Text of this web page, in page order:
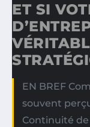
ET SI
EN BREF
souvent
Continuité de